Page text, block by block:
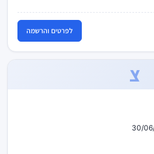
לפרטים והרשמה
צ